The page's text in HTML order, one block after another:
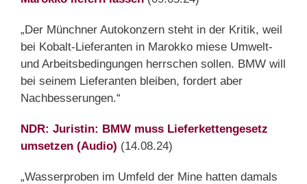
„Der Münchner Autokonzern steht in der Kritik, weil
bei Kobalt-Lieferanten in Marokko miese Umwelt-
und Arbeitsbedingungen herrschen sollen. BMW will
bei seinem Lieferanten bleiben, fordert aber
Nachbesserungen.“
NDR: Juristin: BMW muss Lieferkettengesetz
umsetzen (Audio) (14.08.24)
„Wasserproben im Umfeld der Mine hatten damals